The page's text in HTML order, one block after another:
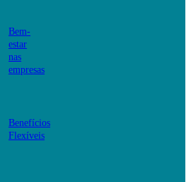
Bem-
estar
nas
empresas
Benefícios
Flexíveis